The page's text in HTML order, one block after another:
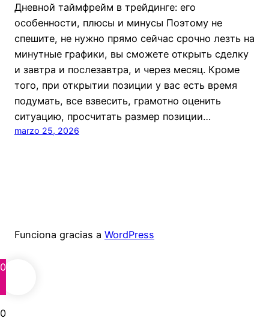
Дневной таймфрейм в трейдинге: его
особенности, плюсы и минусы Поэтому не
спешите, не нужно прямо сейчас срочно лезть на
минутные графики, вы сможете открыть сделку
и завтра и послезавтра, и через месяц. Кроме
того, при открытии позиции у вас есть время
подумать, все взвесить, грамотно оценить
ситуацию, просчитать размер позиции…
marzo 25, 2026
Funciona gracias a WordPress
0
0